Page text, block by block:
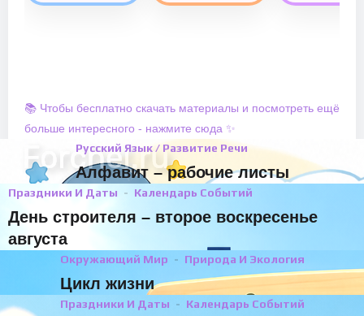
📚 Чтобы бесплатно скачать материалы и посмотреть ещё
больше интересного - нажмите сюда ✨
Русский Язык / Развитие Речи
Алфавит – рабочие листы
Праздники И Даты Календарь Событий
День строителя – второе воскресенье
августа
Окружающий Мир Природа И Экология
Цикл жизни
Праздники И Даты Календарь Событий